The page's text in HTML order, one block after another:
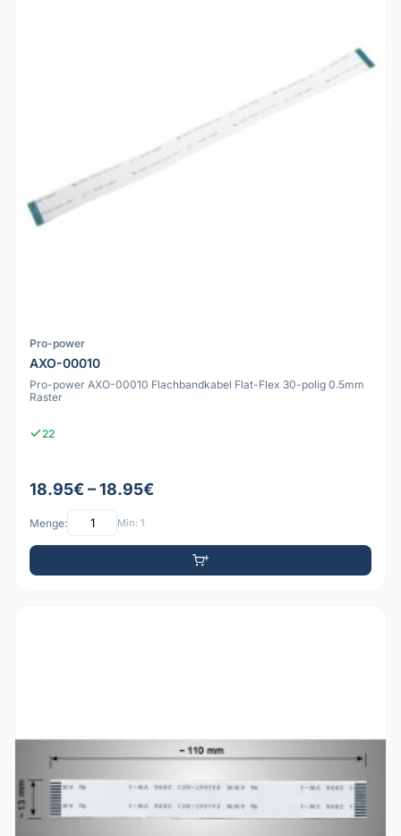
Pro-power
AXO-00010
Pro-power AXO-00010 Flachbandkabel Flat-Flex 30-polig 0.5mm
Raster
22
18.95€ – 18.95€
Menge: Min: 1